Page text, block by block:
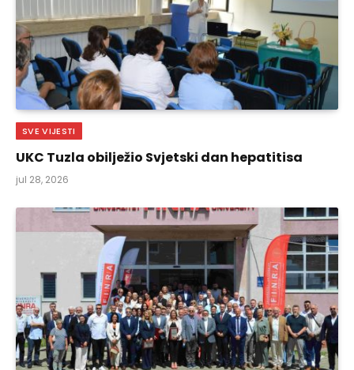
SVE VIJESTI
UKC Tuzla obilježio Svjetski dan hepatitisa
jul 28, 2026